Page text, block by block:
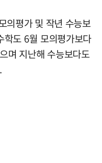
의평가 및 작년 수능보
학도 6월 모의평가보다
며 지난해 수능보다도